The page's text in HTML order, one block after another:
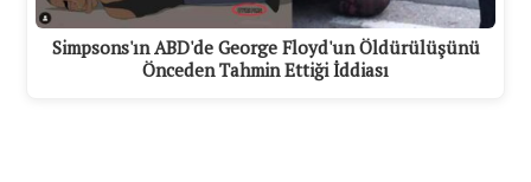
Simpsons'ın ABD'de George Floyd'un Öldürülüşünü
Önceden Tahmin Ettiği İddiası